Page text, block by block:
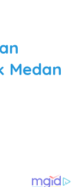
Medan